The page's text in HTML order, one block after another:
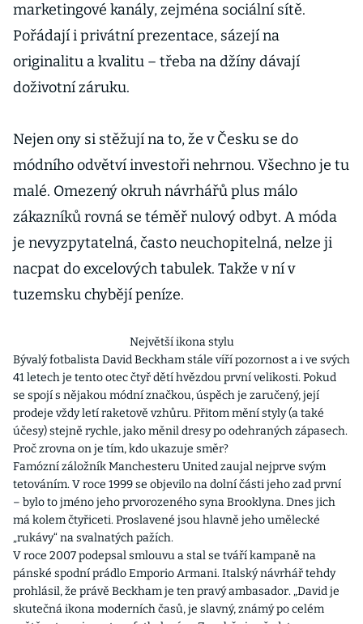
marketingové kanály, zejména sociální sítě.
Pořádají i privátní prezentace, sázejí na
originalitu a kvalitu – třeba na džíny dávají
doživotní záruku.
Nejen ony si stěžují na to, že v Česku se do
módního odvětví investoři nehrnou. Všechno je tu
malé. Omezený okruh návrhářů plus málo
zákazníků rovná se téměř nulový odbyt. A móda
je nevyzpytatelná, často neuchopitelná, nelze ji
nacpat do excelových tabulek. Takže v ní v
tuzemsku chybějí peníze.
Největší ikona stylu
Bývalý fotbalista David Beckham stále víří pozornost a i ve svých
41 letech je tento otec čtyř dětí hvězdou první velikosti. Pokud
se spojí s nějakou módní značkou, úspěch je zaručený, její
prodeje vždy letí raketově vzhůru. Přitom mění styly (a také
účesy) stejně rychle, jako měnil dresy po odehraných zápasech.
Proč zrovna on je tím, kdo ukazuje směr?
Famózní záložník Manchesteru United zaujal nejprve svým
tetováním. V roce 1999 se objevilo na dolní části jeho zad první
– bylo to jméno jeho prvorozeného syna Brooklyna. Dnes jich
má kolem čtyřiceti. Proslavené jsou hlavně jeho umělecké
„rukávy“ na svalnatých pažích.
V roce 2007 podepsal smlouvu a stal se tváří kampaně na
pánské spodní prádlo Emporio Armani. Italský návrhář tehdy
prohlásil, že právě Beckham je ten pravý ambasador. „David je
skutečná ikona moderních časů, je slavný, známý po celém